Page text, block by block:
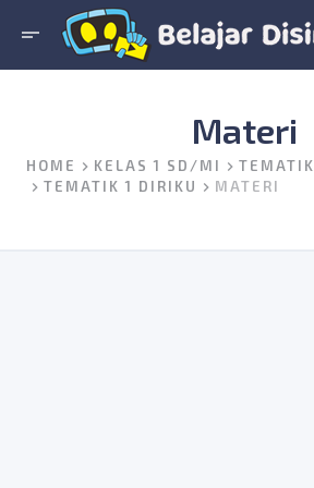
short_text
Materi
HOME KELAS 1 SD/MI
TEMATIK
TEMATIK 1 DIRIKU
MATERI